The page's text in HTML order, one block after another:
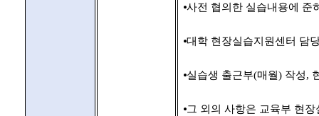
⦁사전 협의한 실습내용에 준
⦁대학 현장실습지원센터 담
⦁실습생 출근부(매월) 작성,
⦁그 외의 사항은 교육부 현